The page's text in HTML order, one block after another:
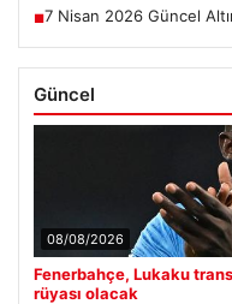
■7 Nisan 2026 Güncel
Güncel
08/08/2026
Fenerbahçe, Lukaku
rüyası olacak